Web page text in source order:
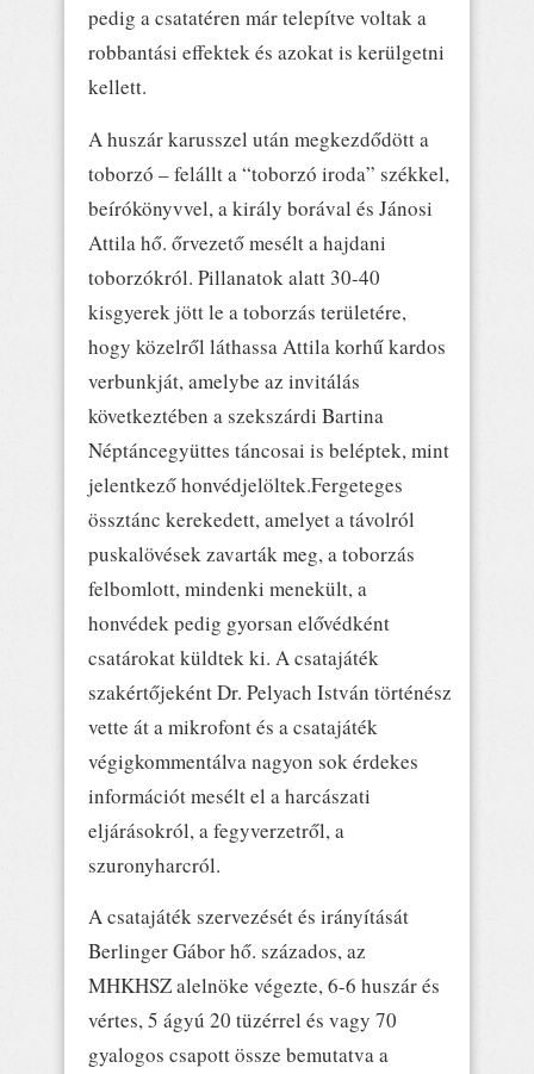
pedig a csatatéren már telepítve voltak a
robbantási effektek és azokat is kerülgetni
kellett.
A huszár karusszel után megkezdődött a
toborzó – felállt a “toborzó iroda” székkel,
beírókönyvvel, a király borával és Jánosi
Attila hő. őrvezető mesélt a hajdani
toborzókról. Pillanatok alatt 30-40
kisgyerek jött le a toborzás területére,
hogy közelről láthassa Attila korhű kardos
verbunkját, amelybe az invitálás
következtében a szekszárdi Bartina
Néptáncegyüttes táncosai is beléptek, mint
jelentkező honvédjelöltek.Fergeteges
össztánc kerekedett, amelyet a távolról
puskalövések zavarták meg, a toborzás
felbomlott, mindenki menekült, a
honvédek pedig gyorsan elővédként
csatárokat küldtek ki. A csatajáték
szakértőjeként Dr. Pelyach István történész
vette át a mikrofont és a csatajáték
végigkommentálva nagyon sok érdekes
információt mesélt el a harcászati
eljárásokról, a fegyverzetről, a
szuronyharcról.
A csatajáték szervezését és irányítását
Berlinger Gábor hő. százados, az
MHKHSZ alelnöke végezte, 6-6 huszár és
vértes, 5 ágyú 20 tüzérrel és vagy 70
gyalogos csapott össze bemutatva a